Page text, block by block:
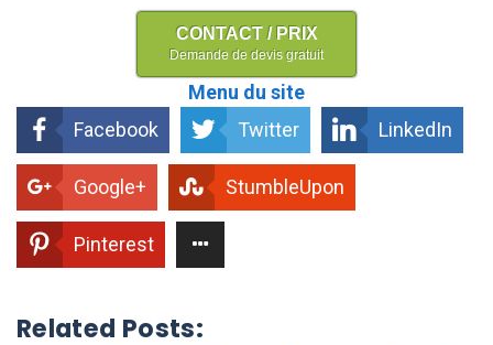
CONTACT / PRIX
Demande de devis gratuit
Menu du site
Facebook
Twitter LinkedIn
Google+ StumbleUpon
Pinterest
Related Posts: